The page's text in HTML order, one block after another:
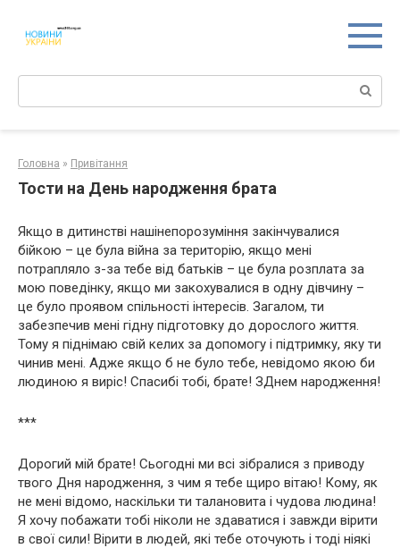
контенту
Поиск:
Головна » Привітання
Тости на День народження брата
Якщо в дитинстві нашінепорозуміння закінчувалися
бійкою – це була війна за територію, якщо мені
потрапляло з-за тебе від батьків – це була розплата за
мою поведінку, якщо ми закохувалися в одну дівчину –
це було проявом спільності інтересів. Загалом, ти
забезпечив мені гідну підготовку до дорослого життя.
Тому я піднімаю свій келих за допомогу і підтримку, яку ти
чинив мені. Адже якщо б не було тебе, невідомо якою би
людиною я виріс! Спасибі тобі, брате! ЗДнем народження!
***
Дорогий мій брате! Сьогодні ми всі зібралися з приводу
твого Дня народження, з чим я тебе щиро вітаю! Кому, як
не мені відомо, наскільки ти талановита і чудова людина!
Я хочу побажати тобі ніколи не здаватися і завжди вірити
в свої сили! Вірити в людей, які тебе оточують і тоді ніякі